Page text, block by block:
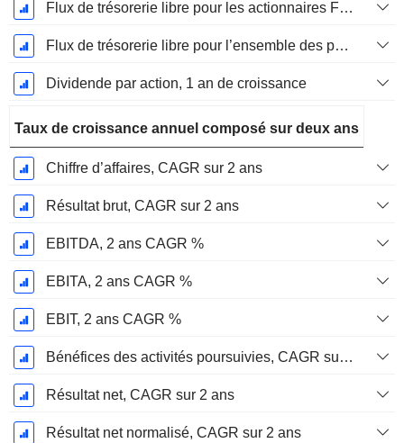
Flux de trésorerie libre pour les actionnaires FCFE, Croissance 1 an
Flux de trésorerie libre pour l’ensemble des pourvoyeurs de fonds (créanciers et actionnaires) FCFF, Croissance 1 an
Dividende par action, 1 an de croissance
Taux de croissance annuel composé sur deux ans
Chiffre d’affaires, CAGR sur 2 ans
Résultat brut, CAGR sur 2 ans
EBITDA, 2 ans CAGR %
EBITA, 2 ans CAGR %
EBIT, 2 ans CAGR %
Bénéfices des activités poursuivies, CAGR sur 2 ans
Résultat net, CAGR sur 2 ans
Résultat net normalisé, CAGR sur 2 ans